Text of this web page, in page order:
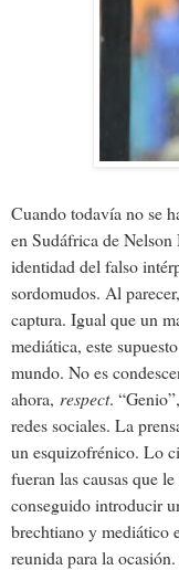
Cuando todavía no se
en Sudáfrica de
identidad del falso
sordomudos. Al
captura. Igual que un
mediática, este
mundo. No es
ahora, respect.
redes sociales. La
un esquizofrénico. Lo
fueran las causas que
conseguido introducir
brechtiano y mediático
reunida para la